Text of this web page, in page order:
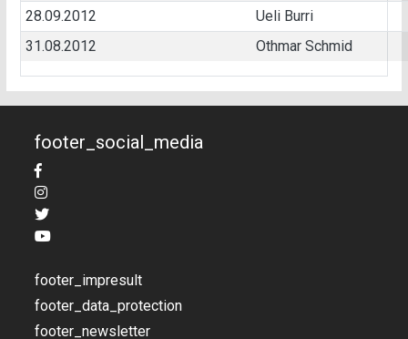
28.09.2012
Ueli Burri
31.08.2012
Othmar Schmid
footer_social_media
footer_impresult
footer_data_protection
footer_newsletter